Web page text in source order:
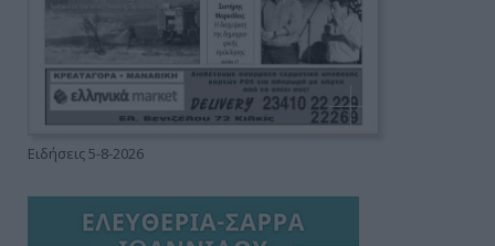
Ειδήσεις 5-8-2026